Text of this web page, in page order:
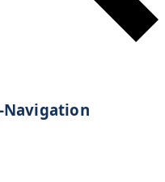
Navigation